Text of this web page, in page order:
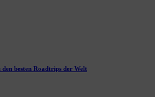
den besten Roadtrips der Welt